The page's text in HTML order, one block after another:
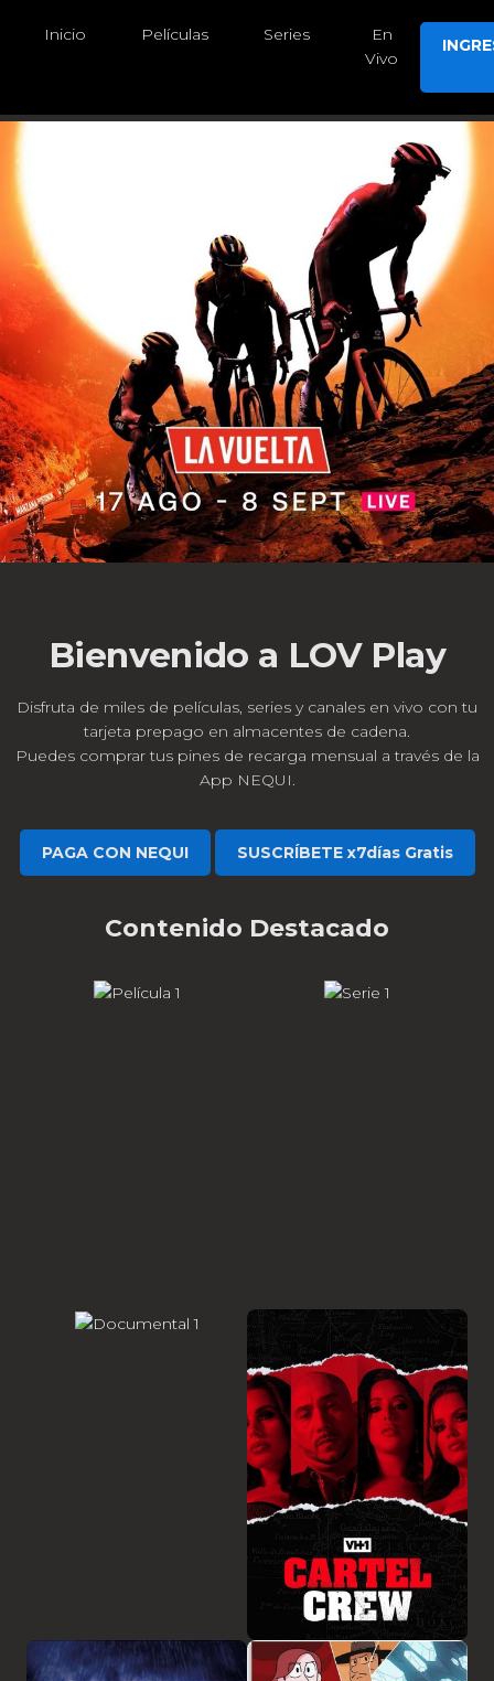
Inicio Películas Series
En
Vivo
Bienvenido a LOV Play
Disfruta de miles de películas, series y canales en vivo con tu
tarjeta prepago en almacentes de cadena.
Puedes comprar tus pines de recarga mensual a través de la
App NEQUI.
PAGA CON NEQUI SUSCRÍBETE x7días Gratis
Contenido Destacado